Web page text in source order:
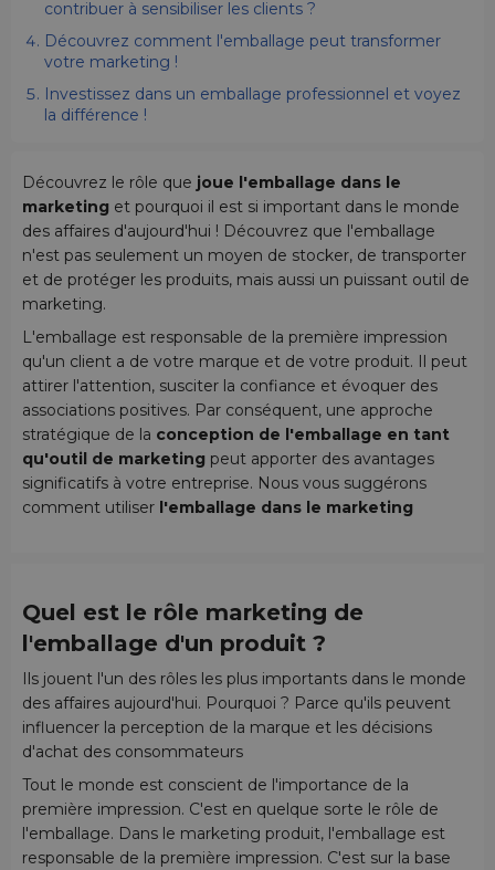
contribuer à sensibiliser les clients ?
Découvrez comment l'emballage peut transformer
votre marketing !
Investissez dans un emballage professionnel et voyez
la différence !
Découvrez le rôle que joue l'emballage dans le
marketing et pourquoi il est si important dans le monde
des affaires d'aujourd'hui ! Découvrez que l'emballage
n'est pas seulement un moyen de stocker, de transporter
et de protéger les produits, mais aussi un puissant outil de
marketing.
L'emballage est responsable de la première impression
qu'un client a de votre marque et de votre produit. Il peut
attirer l'attention, susciter la confiance et évoquer des
associations positives. Par conséquent, une approche
stratégique de la conception de l'emballage en tant
qu'outil de marketing peut apporter des avantages
significatifs à votre entreprise. Nous vous suggérons
comment utiliser l'emballage dans le marketing
Quel est le rôle marketing de
l'emballage d'un produit ?
Ils jouent l'un des rôles les plus importants dans le monde
des affaires aujourd'hui. Pourquoi ? Parce qu'ils peuvent
influencer la perception de la marque et les décisions
d'achat des consommateurs
Tout le monde est conscient de l'importance de la
première impression. C'est en quelque sorte le rôle de
l'emballage. Dans le marketing produit, l'emballage est
responsable de la première impression. C'est sur la base